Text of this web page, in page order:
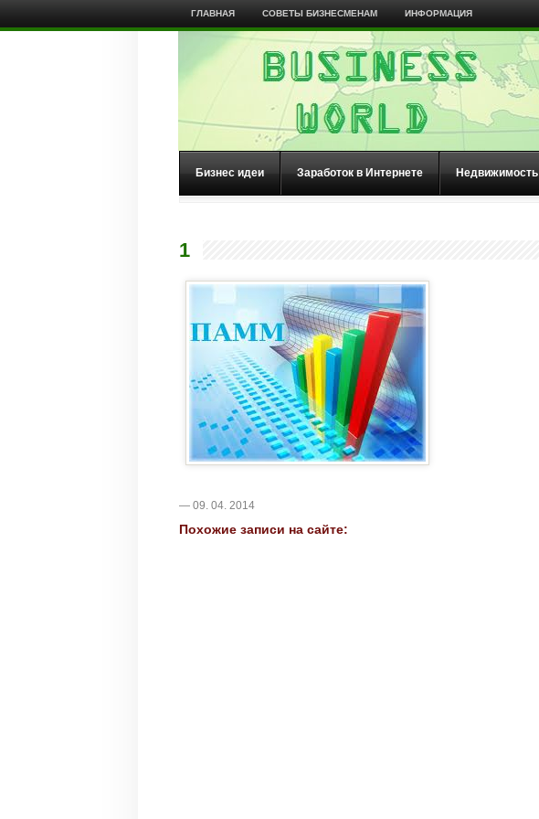
ГЛАВНАЯ СОВЕТЫ БИЗНЕСМЕНАМ ИНФОРМАЦИЯ
Бизнес идеи Заработок в Интернете Недвижимость
1
— 09. 04. 2014
Похожие записи на сайте: